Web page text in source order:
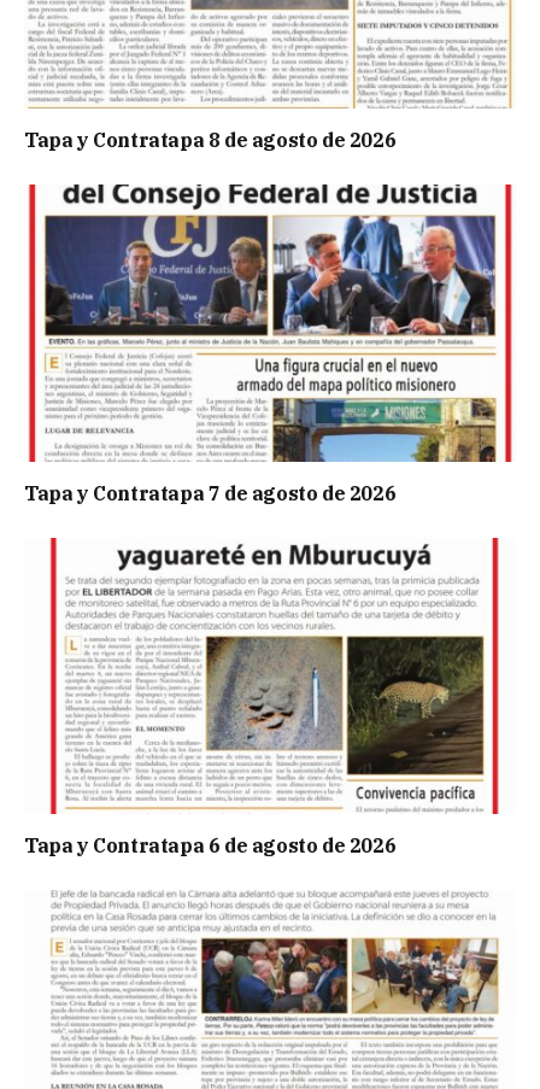
Tapa y Contratapa 8 de agosto de 2026
Tapa y Contratapa 7 de agosto de 2026
Tapa y Contratapa 6 de agosto de 2026